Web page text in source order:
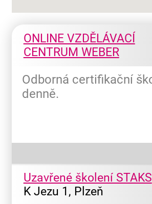
ONLINE VZDĚLÁVACÍ
CENTRUM WEBER
Odborná certifikační
denně.
Uzavřené školení STAKS
K Jezu 1, Plzeň